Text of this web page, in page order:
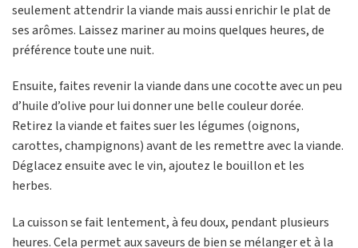
seulement attendrir la viande mais aussi enrichir le plat de
ses arômes. Laissez mariner au moins quelques heures, de
préférence toute une nuit.
Ensuite, faites revenir la viande dans une cocotte avec un peu
d’huile d’olive pour lui donner une belle couleur dorée.
Retirez la viande et faites suer les légumes (oignons,
carottes, champignons) avant de les remettre avec la viande.
Déglacez ensuite avec le vin, ajoutez le bouillon et les
herbes.
La cuisson se fait lentement, à feu doux, pendant plusieurs
heures. Cela permet aux saveurs de bien se mélanger et à la